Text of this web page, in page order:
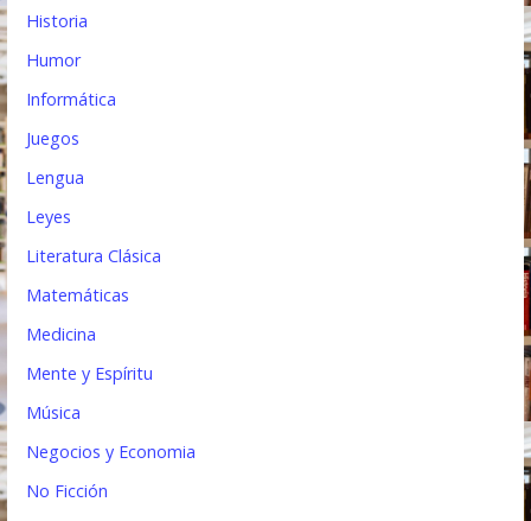
Historia
Humor
Informática
Juegos
Lengua
Leyes
Literatura Clásica
Matemáticas
Medicina
Mente y Espíritu
Música
Negocios y Economia
No Ficción